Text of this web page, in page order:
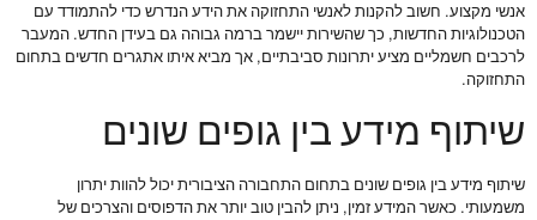
אנשי מקצוע. חשוב להקנות לאנשי התחזוקה את הידע הנדרש כדי להתמודד עם
הטכנולוגיות החדשות, כך שהשירות יישמר ברמה גבוהה גם בעידן החדש. המעבר
לרכבים חשמליים מציע יתרונות סביבתיים, אך מביא איתו אתגרים חדשים בתחום
התחזוקה.
שיתוף מידע בין גופים שונים
שיתוף מידע בין גופים שונים בתחום התחבורה הציבורית יכול להוות יתרון
משמעותי. כאשר המידע זמין, ניתן להבין טוב יותר את הדפוסים והצרכים של